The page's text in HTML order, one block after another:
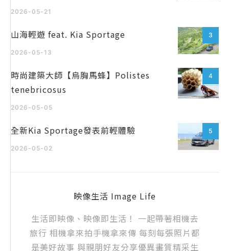
2026-05-21
3
山海輕遊 feat. Kia Sportage
2026-05-13
4
時尚建築大師【烏胸馬蜂】Polistes
tenebricosus
2026-05-05
5
全新Kia Sportage發表前輕體驗
2026-05-02
映像生活 Image Life
生活即映像、映像即生活！ 一起帶著相機去
旅行 相機拿來拍手機拿來傳 每刻每張照片都
是美好故事 與親朋好友分享優異畫質精采生